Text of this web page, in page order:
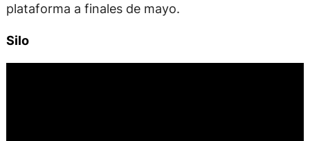
plataforma a finales de mayo.
Silo